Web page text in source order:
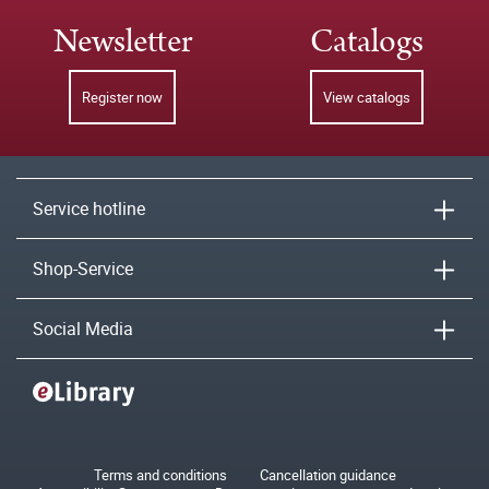
Newsletter
Register now
Catalogs
View catalogs
Service hotline
Shop-Service
Social Media
Terms and conditions
Cancellation guidance